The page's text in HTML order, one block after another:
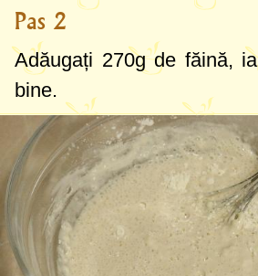
Pas 2
Adăugați 270gde făină,
bine.